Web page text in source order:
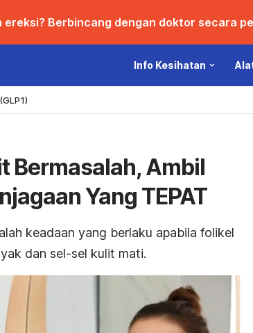
ereksi? Berbincang dengan doktor secara
Info Kesihatan
Bermasalah, Ambil
Yang TEPAT
keadaan yang berlaku apabila folikel
dan sel-sel kulit mati.